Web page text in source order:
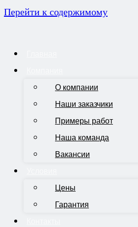
Перейти к содержимому
О компании
Наши заказчики
Примеры работ
Наша команда
Вакансии
Цены
Гарантия